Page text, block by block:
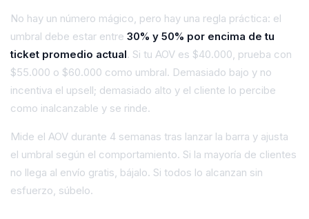
No hay un número mágico, pero hay una regla práctica: el
umbral debe estar entre 30% y 50% por encima de tu
ticket promedio actual. Si tu AOV es $40.000, prueba con
$55.000 o $60.000 como umbral. Demasiado bajo y no
incentiva el upsell; demasiado alto y el cliente lo percibe
como inalcanzable y se rinde.
Mide el AOV durante 4 semanas tras lanzar la barra y ajusta
el umbral según el comportamiento. Si la mayoría de clientes
no llega al envío gratis, bájalo. Si todos lo alcanzan sin
esfuerzo, súbelo.